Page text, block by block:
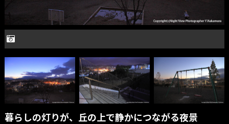
暮らしの灯りが、丘の上で静かにつながる夜景